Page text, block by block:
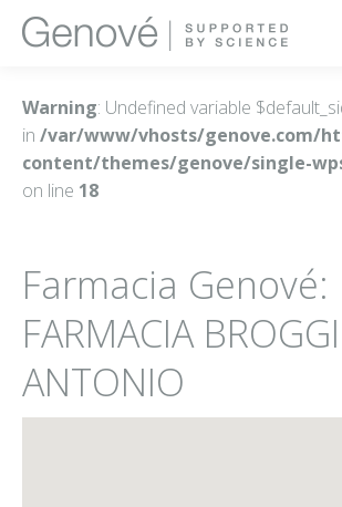
Warning: Undefined variable
in /var/www/vhosts/genove.com/
content/themes/genove/single-
on line 18
Farmacia Genové:
FARMACIA
ANTONIO